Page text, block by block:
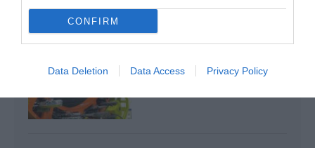
CONFIRM
Data Deletion Data Access Privacy Policy
COUP DUR POUR LES
CHEZ SPIRIT